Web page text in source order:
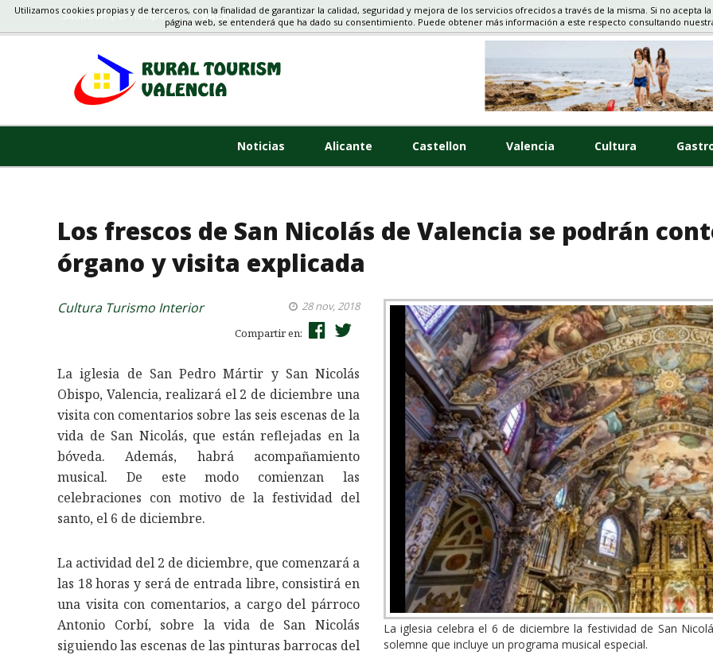
Situacion El Tiempo VALENCIA, ALICANTE, CASTELLON
Noticias Alicante Castellon Valencia Cultura
Los frescos de San Nicolás de Valencia se podrán
órgano y visita explicada
Cultura Turismo Interior
28 nov, 2018
Compartir en:
La iglesia de San Pedro Mártir y San Nicolás
Obispo, Valencia, realizará el 2 de diciembre una
visita con comentarios sobre las seis escenas de la
vida de San Nicolás, que están reflejadas en la
bóveda. Además, habrá acompañamiento
musical. De este modo comienzan las
celebraciones con motivo de la festividad del
santo, el 6 de diciembre.
La actividad del 2 de diciembre, que comenzará a
las 18 horas y será de entrada libre, consistirá en
una visita con comentarios, a cargo del párroco
Antonio Corbí, sobre la vida de San Nicolás
siguiendo las escenas de las pinturas barrocas del
La iglesia celebra el 6 de diciembre la festividad de San
solemne que incluye un programa musical especial.
Utilizamos cookies propias y de terceros, con la finalidad de garantizar la calidad, seguridad y mejora de los servicios ofrecidos a través de la misma. Si no acepta
página web, se entenderá que ha dado su consentimiento. Puede obtener más información a este respecto consultando